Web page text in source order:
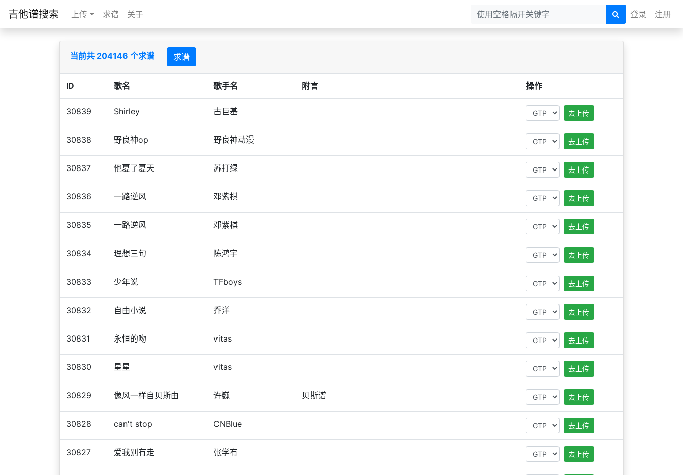
吉他谱搜索 上传 求谱 关于 登录 注册
当前共 204146 个求谱 求谱
ID 歌名 歌手名 附言 操作
30839 Shirley 古巨基 去上传
30838 野良神op 野良神动漫 去上传
30837 他夏了夏天 苏打绿 去上传
30836 一路逆风 邓紫棋 去上传
30835 一路逆风 邓紫棋 去上传
30834 理想三句 陈鸿宇 去上传
30833 少年说 TFboys 去上传
30832 自由小说 乔洋 去上传
30831 永恒的吻 vitas 去上传
30830 星星 vitas 去上传
30829 像风一样自贝斯由 许巍 贝斯谱 去上传
30828 can't stop CNBlue 去上传
30827 爱我别有走 张学有 去上传